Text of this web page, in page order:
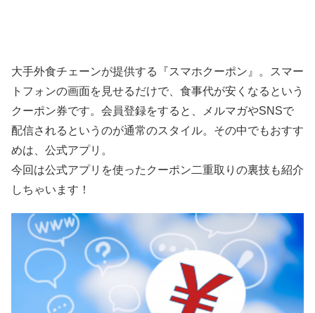
大手外食チェーンが提供する『スマホクーポン』。スマー
トフォンの画面を見せるだけで、食事代が安くなるという
クーポン券です。会員登録をすると、メルマガやSNSで
配信されるというのが通常のスタイル。その中でもおすす
めは、公式アプリ。
今回は公式アプリを使ったクーポン二重取りの裏技も紹介
しちゃいます！